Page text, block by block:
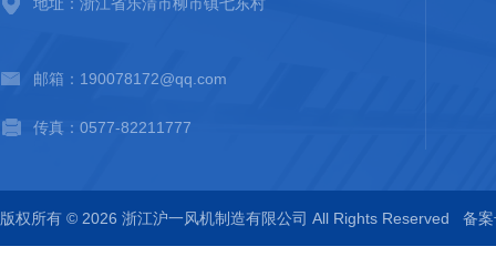
邮箱：190078172@qq.com
传真：0577-82211777
版权所有 © 2026 浙江沪一风机制造有限公司 All Rights Reserved 备